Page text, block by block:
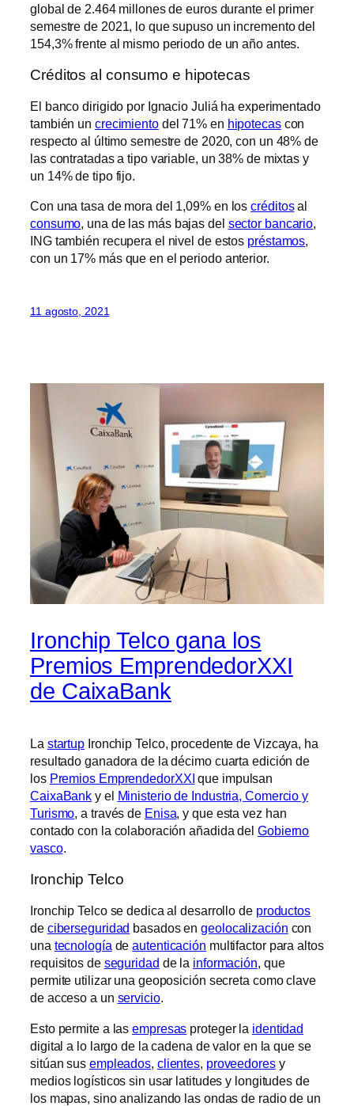
global de 2.464 millones de euros durante el primer
semestre de 2021, lo que supuso un incremento del
154,3% frente al mismo periodo de un año antes.
Créditos al consumo e hipotecas
El banco dirigido por Ignacio Juliá ha experimentado
también un crecimientodel 71% en hipotecascon
respecto al último semestre de 2020, con un 48% de
las contratadas a tipo variable, un 38% de mixtas y
un 14% de tipo fijo.
Con una tasa de mora del 1,09% en loscréditosal
consumo, una de las más bajas del sector bancario,
ING también recupera el nivel de estos préstamos,
con un 17% más que en el periodo anterior.
11 agosto, 2021
Ironchip Telco gana los
Premios EmprendedorXXI
de CaixaBank
La startup Ironchip Telco, procedente de Vizcaya, ha
resultado ganadora de la décimo cuarta edición de
los Premios EmprendedorXXI que impulsan
CaixaBank y el Ministerio de Industria, Comercio y
Turismo, a través de Enisa, y que esta vez han
contado con la colaboración añadida del Gobierno
vasco.
Ironchip Telco
Ironchip Telco se dedica al desarrollo de productos
de ciberseguridad basados engeolocalización con
una tecnología deautenticación multifactor para altos
requisitos de seguridad de la información, que
permite utilizar una geoposición secreta como clave
de acceso a un servicio.
Esto permite a lasempresas proteger la identidad
digital a lo largo de la cadena de valor en la que se
sitúan sus empleados, clientes, proveedoresy
medios logísticos sin usar latitudes y longitudes de
los mapas, sino analizando las ondas de radio de un